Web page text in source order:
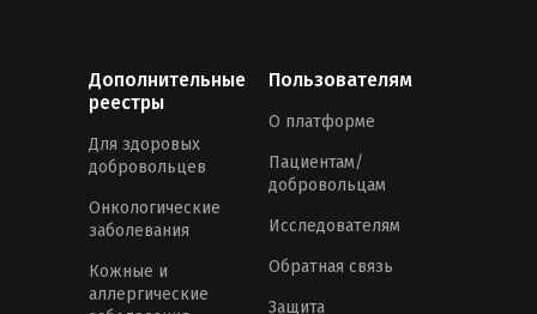
Дополнительные
реестры
Для здоровых
добровольцев
Онкологические
заболевания
Кожные и
аллергические
Пользователям
О платформе
Пациентам/
добровольцам
Исследователям
Обратная связь
Защита